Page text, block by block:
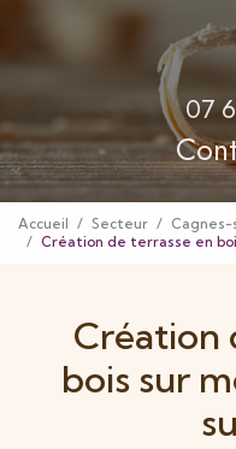
07
Accueil Secteur
Création de terrasse en
Création
bois sur